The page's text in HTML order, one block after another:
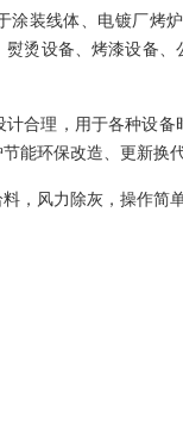
涂装线体、电镀厂烤炉
熨烫设备、烤漆设备、
计合理，用于各种设备
节能环保改造、更新换
，风力除灰，操作简